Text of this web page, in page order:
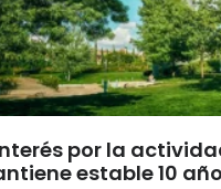
por la
estable 10